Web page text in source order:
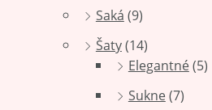
Saká (9)
Šaty(14)
Elegantné(5)
Sukne(7)